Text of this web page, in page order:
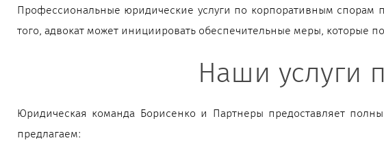
Профессиональные юридические услуги по корпоративным спорам
того, адвокат может инициировать обеспечительные меры, которые
Наши услуги
Юридическая команда Борисенко и Партнеры предоставляет
предлагаем: